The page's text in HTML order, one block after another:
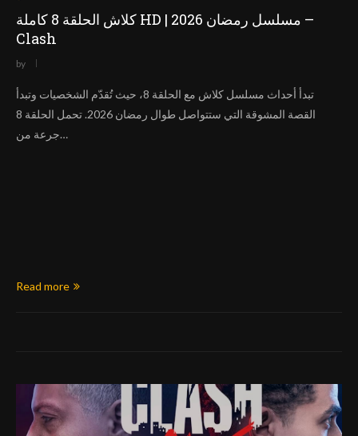
كلاش الحلقة 8 كاملة HD | مسلسل رمضان 2026 –
Clash
by
تبدأ أحداث مسلسل كلاش مع الحلقة 8، حيث تُقدّم الشخصيات وتبدأ
القصة المشوقة التي ستتواصل طوال رمضان 2026. تحمل الحلقة 8
جرعة من…
Read more